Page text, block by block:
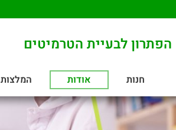
הפתרון לבעיית הטרמיטים
חנות אודות המלצות